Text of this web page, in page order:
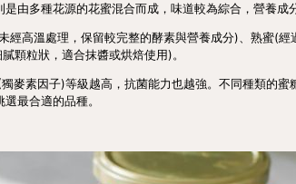
由多種花源的花蜜混合而成，味道較為綜合，營養成
高溫處理，保留較完整的酵素與營養成分)、熟蜜(經
顆粒狀，適合抹醬或烘焙使用)。
麥素因子)等級越高，抗菌能力也越強。不同種類的蜜
最合適的品種。